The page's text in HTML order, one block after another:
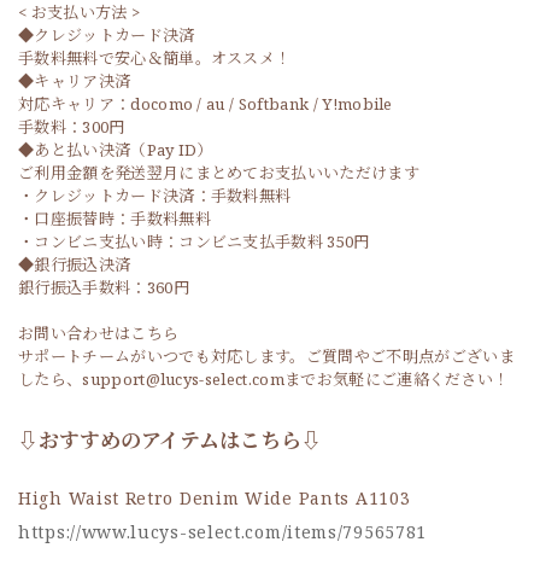
< お支払い方法 >
◆クレジットカード決済
手数料無料で安心＆簡単。オススメ！
◆キャリア決済
対応キャリア：docomo / au / Softbank / Y!mobile
手数料：300円
◆あと払い決済（Pay ID）
ご利用金額を発送翌月にまとめてお支払いいただけます
・クレジットカード決済：手数料無料
・口座振替時：手数料無料
・コンビニ支払い時：コンビニ支払手数料 350円
◆銀行振込決済
銀行振込手数料：360円
お問い合わせはこちら
サポートチームがいつでも対応します。ご質問やご不明点がございま
したら、support@lucys-select.comまでお気軽にご連絡ください！
⇩おすすめのアイテムはこちら⇩
High Waist Retro Denim Wide Pants A1103
https://www.lucys-select.com/items/79565781